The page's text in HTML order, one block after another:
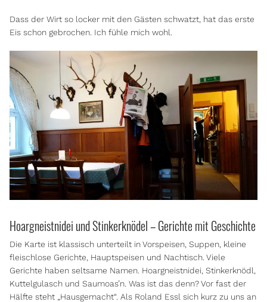
Dass der Wirt so locker mit den Gästen schwatzt, hat das erste
Eis schon gebrochen. Ich fühle mich wohl.
Hoargneistnidei und Stinkerknödel – Gerichte mit Geschichte
Die Karte ist klassisch unterteilt in Vorspeisen, Suppen, kleine
fleischlose Gerichte, Hauptspeisen und Nachtisch. Viele
Gerichte haben seltsame Namen. Hoargneistnidei, Stinkerknödl,
Kuttelgulasch und Saumoas’n. Was ist das denn? Vor fast der
Hälfte steht „Hausgemacht“. Als Roland Essl sich kurz zu uns an